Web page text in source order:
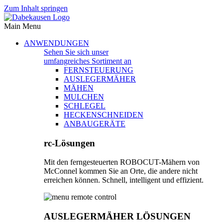
Zum Inhalt springen
Main Menu
ANWENDUNGEN
Sehen Sie sich unser
umfangreiches Sortiment an
FERNSTEUERUNG
AUSLEGERMÄHER
MÄHEN
MULCHEN
SCHLEGEL
HECKENSCHNEIDEN
ANBAUGERÄTE
rc-Lösungen
Mit den ferngesteuerten ROBOCUT-Mähern von
McConnel kommen Sie an Orte, die andere nicht
erreichen können. Schnell, intelligent und effizient.
AUSLEGERMÄHER LÖSUNGEN